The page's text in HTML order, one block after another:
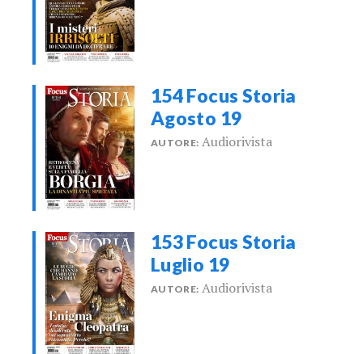
154 Focus Storia
Agosto 19
AUTORE: Audiorivista
153 Focus Storia
Luglio 19
AUTORE: Audiorivista